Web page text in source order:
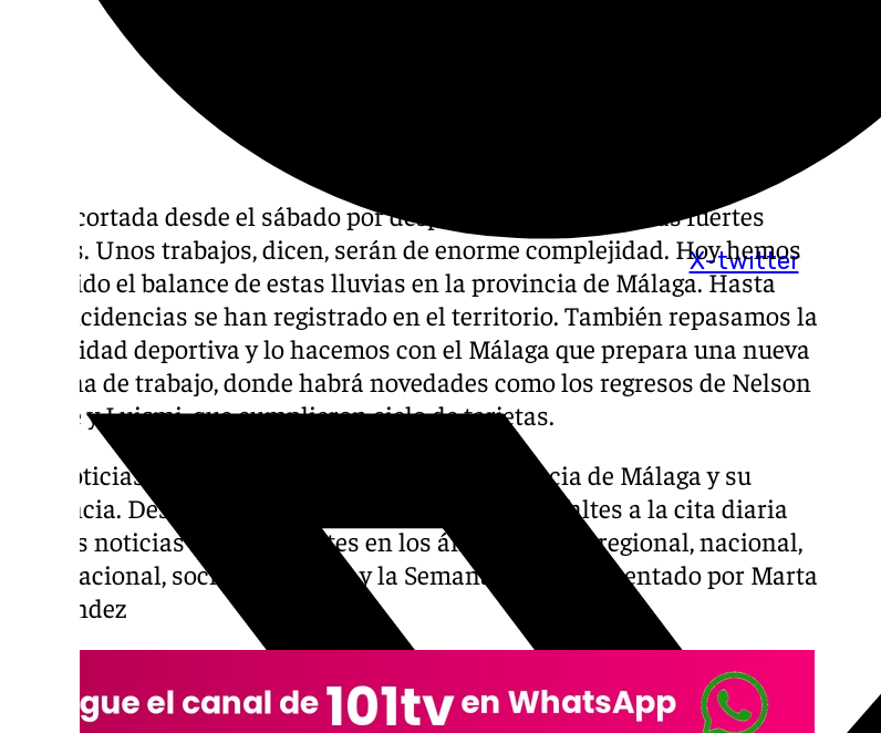
X-twitter
Lleva cortada desde el sábado por desprendimientos tras las fuertes
lluvias. Unos trabajos, dicen, serán de enorme complejidad. Hoy hemos
conocido el balance de estas lluvias en la provincia de Málaga. Hasta
300 incidencias se han registrado en el territorio. También repasamos la
actualidad deportiva y lo hacemos con el Málaga que prepara una nueva
semana de trabajo, donde habrá novedades como los regresos de Nelson
Monte y Luismi, que cumplieron ciclo de tarjetas.
Las noticias de 101tv es el informativo de referencia de Málaga y su
Provincia. Desde las 20.00 de lunes a viernes. No faltes a la cita diaria
con las noticias más relevantes en los ámbitos local, regional, nacional,
internacional, social, deportivo y la Semana Santa. Presentado por Marta
Fernández